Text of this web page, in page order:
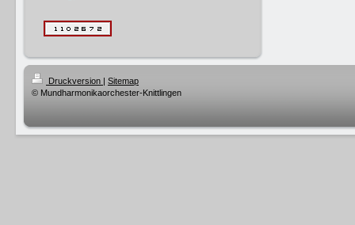
Druckversion | Sitemap
© Mundharmonikaorchester-Knittlingen